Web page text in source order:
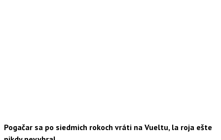
Pogačar sa po siedmich rokoch vráti na Vueltu, la roja ešte